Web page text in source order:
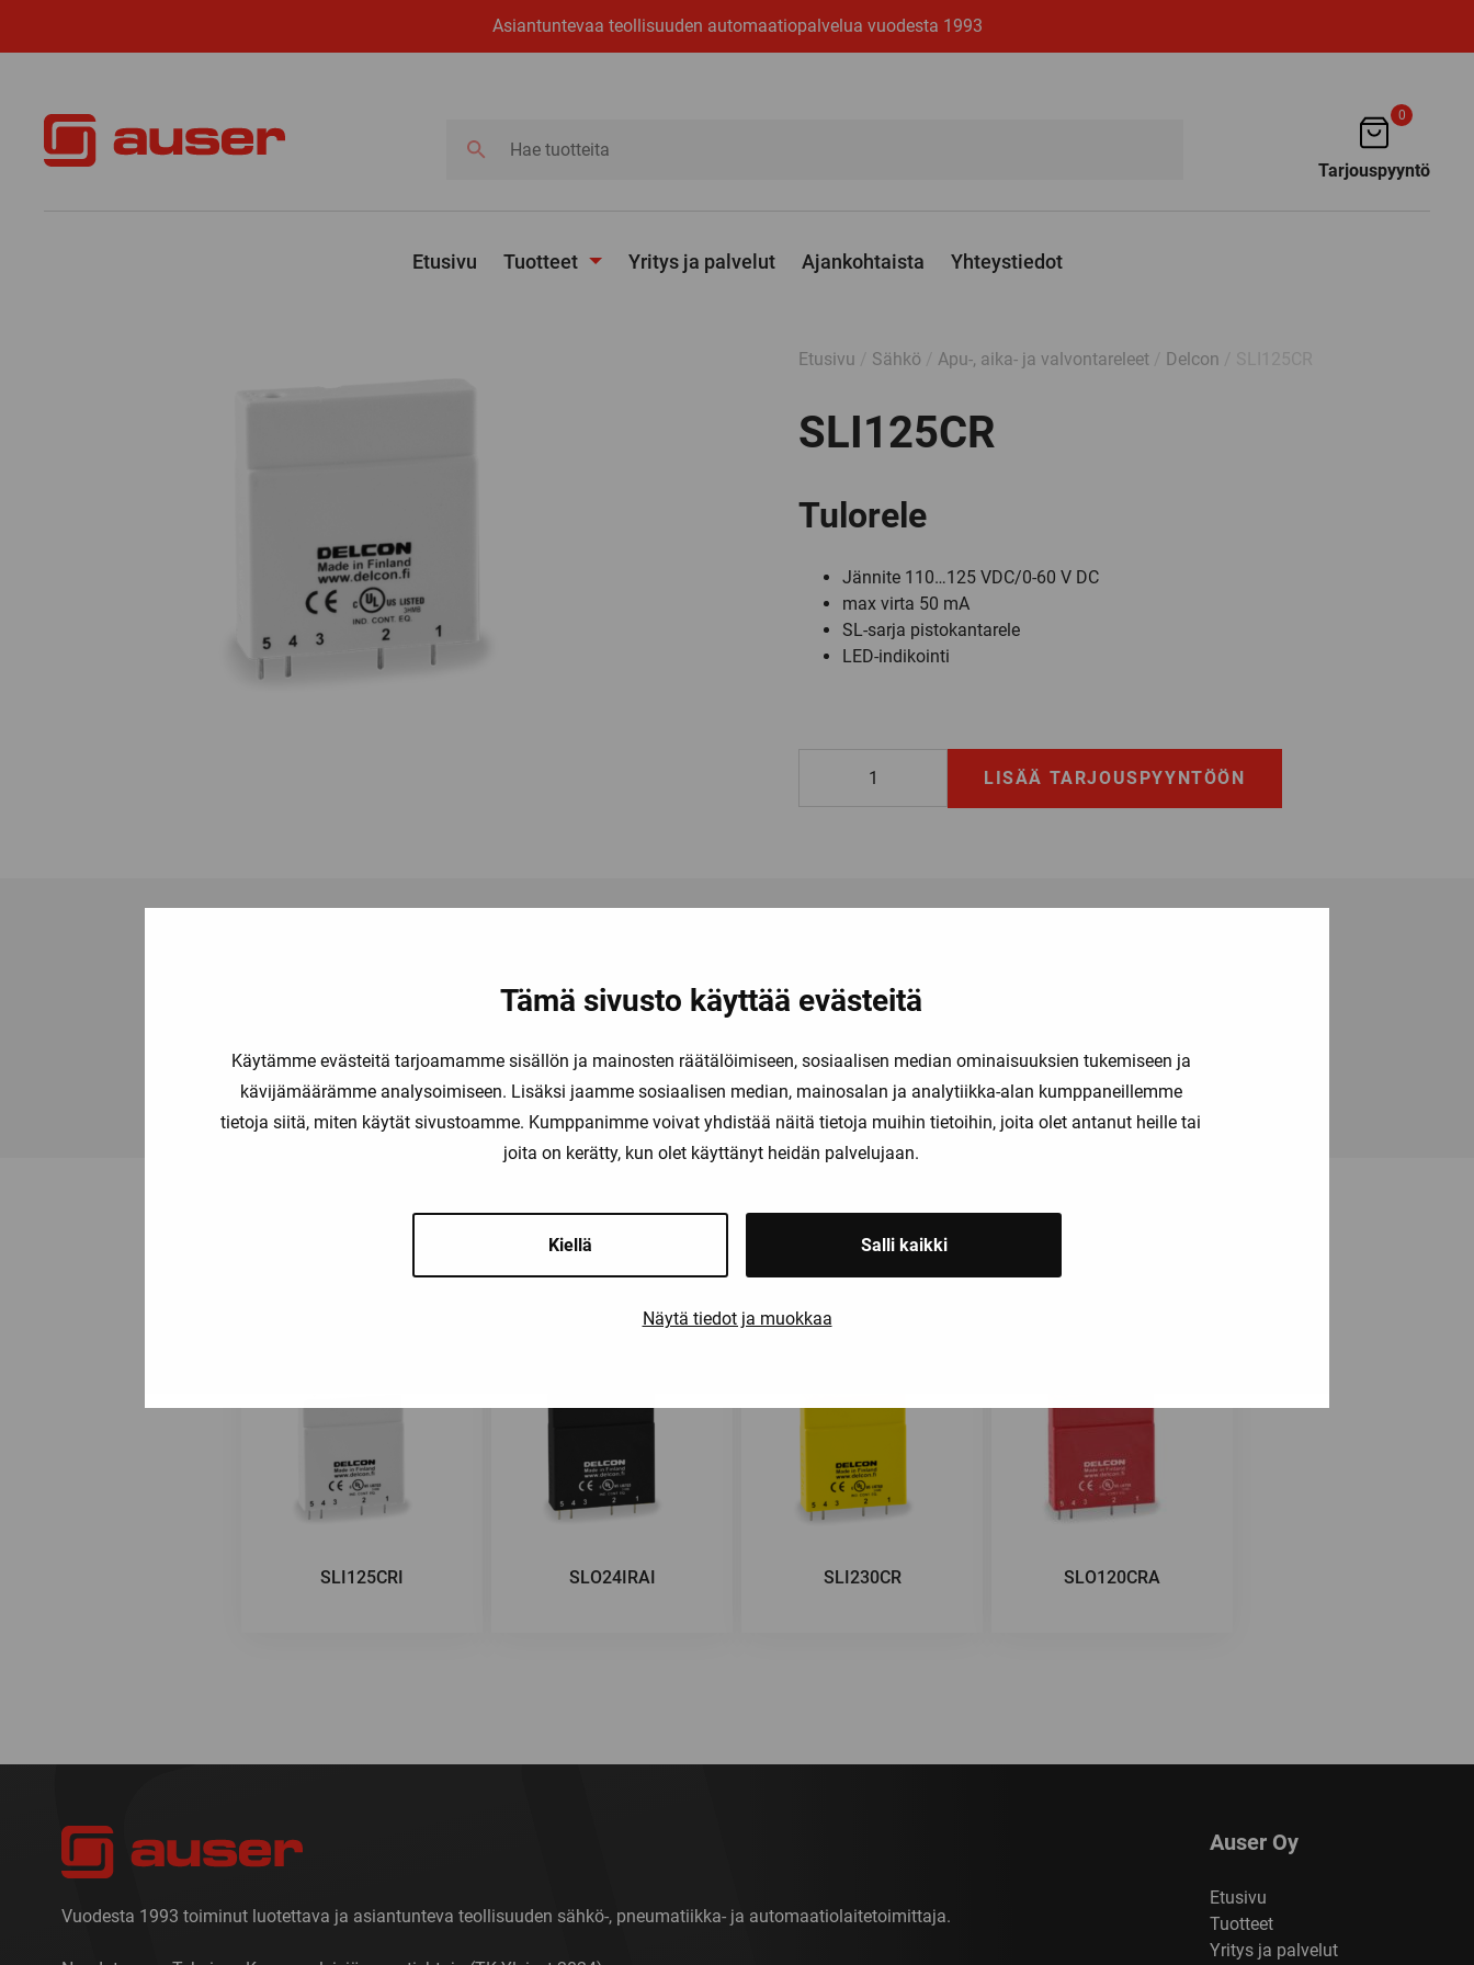
Tämä sivusto käyttää evästeitä
Käytämme evästeitä tarjoamamme sisällön ja mainosten räätälöimiseen, sosiaalisen median ominaisuuksien tukemiseen ja
kävijämäärämme analysoimiseen. Lisäksi jaamme sosiaalisen median, mainosalan ja analytiikka-alan kumppaneillemme
tietoja siitä, miten käytät sivustoamme. Kumppanimme voivat yhdistää näitä tietoja muihin tietoihin, joita olet antanut heille tai
joita on kerätty, kun olet käyttänyt heidän palvelujaan.
Kiellä Salli kaikki
Näytä tiedot ja muokkaa
Asiantuntevaa teollisuuden automaatiopalvelua vuodesta 1993
tuotteita
0
Tarjouspyyntö
Etusivu Tuotteet Yritys ja palvelut Ajankohtaista Yhteystiedot
Etusivu Sähkö Apu-, aika- ja valvontareleet Delcon
SLI125CR
Tulorele
Jännite 110…125 VDC/0-60 V DC
max virta 50 mA
SL-sarja pistokantarele
LED-indikointi
LISÄÄ TARJOUSPYYNTÖÖN
SLI125CR
Saatat olla kiinnostunut myös näistä
SLI125CRI SLO24IRAI SLI230CR SLO120CRA
Vuodesta 1993 toiminut luotettava ja asiantunteva teollisuuden sähkö-, pneumatiikka- ja automaatiolaitetoimittaja.
Auser Oy
Etusivu
Tuotteet
Yritys ja palvelut